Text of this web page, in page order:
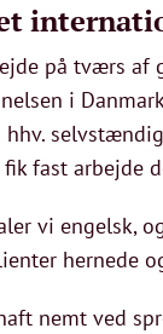
på tværs af
i
hhv.
fast arbejde
vi engelsk,
hernede
nemt ved